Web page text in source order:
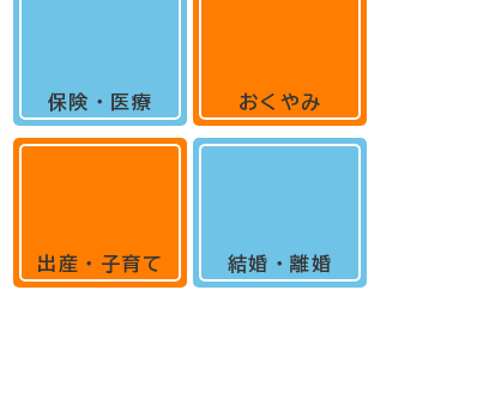
保険・医療
出産・子育て
おくやみ
結婚・離婚